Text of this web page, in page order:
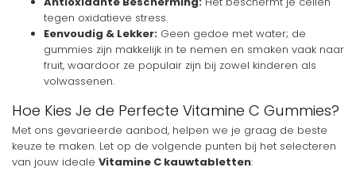
tegen oxidatieve stress.
Eenvoudig & Lekker: Geen gedoe met water; de
gummies zijn makkelijk in te nemen en smaken vaak naar
fruit, waardoor ze populair zijn bij zowel kinderen als
volwassenen.
Hoe Kies Je de Perfecte Vitamine C Gummies?
Met ons gevarieerde aanbod, helpen we je graag de beste
keuze te maken. Let op de volgende punten bij het selecteren
van jouw ideale Vitamine C kauwtabletten: